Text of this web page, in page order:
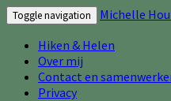
Toggle navigation
Michelle
Hiken & Helen
Over mij
Contact en
Privacy